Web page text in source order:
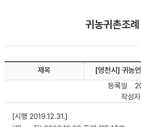
귀농귀촌조례
제목
[영천시] 귀농
등록일
작성자
[시행 2019.12.31.]